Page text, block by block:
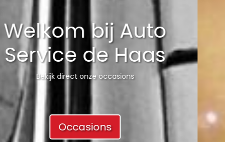
Welkom bij Auto
Service de Haas
Bekijk direct onze occasions
Occasions